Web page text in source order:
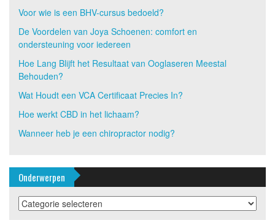
Voor wie is een BHV-cursus bedoeld?
De Voordelen van Joya Schoenen: comfort en
ondersteuning voor iedereen
Hoe Lang Blijft het Resultaat van Ooglaseren Meestal
Behouden?
Wat Houdt een VCA Certificaat Precies In?
Hoe werkt CBD in het lichaam?
Wanneer heb je een chiropractor nodig?
Onderwerpen
Onderwerpen